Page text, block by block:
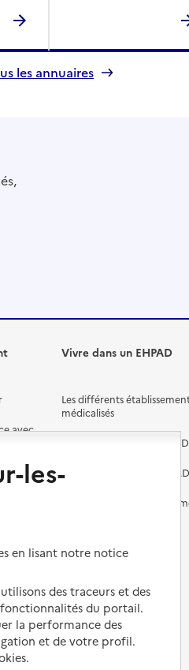
les annuaires
avec
Vivre dans un EHPAD
Les différents
médicalisés
Préparer l'entrée en EHPAD
Aides financières en EHPAD
Prévention,
EHPAD
Droits en EHPAD
Fin de vie en EHPAD
les-
en lisant notre notice
des traceurs et des
du portail.
la performance des
et de votre profil.